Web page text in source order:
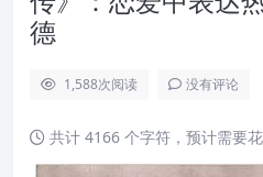
德
1,588次阅读 没有评论
共计 4166 个字符，预计需要